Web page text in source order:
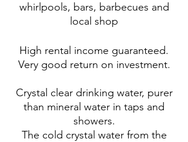
whirlpools, bars, barbecues and
local shop
High rental income guaranteed.
Very good return on investment.
Crystal clear drinking water, purer
than mineral water in taps and
showers.
The cold crystal water from the